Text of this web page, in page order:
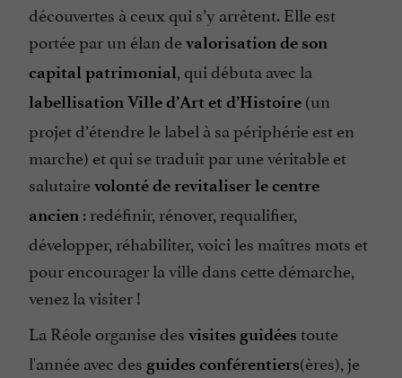
découvertes à ceux qui s’y arrêtent. Elle est
portée par un élan devalorisation de son
capital patrimonial, qui débuta avec la
labellisation Ville d’Art et d’Histoire (un
projet d’étendre le label à sa périphérie est en
marche) et qui se traduit par une véritable et
salutairevolonté de revitaliser le centre
ancien : redéfinir, rénover, requalifier,
développer, réhabiliter, voici les maîtres mots et
pour encourager la ville dans cette démarche,
venez la visiter !
La Réole organise des visites guidées toute
l'année avec des guides conférentiers(ères), je